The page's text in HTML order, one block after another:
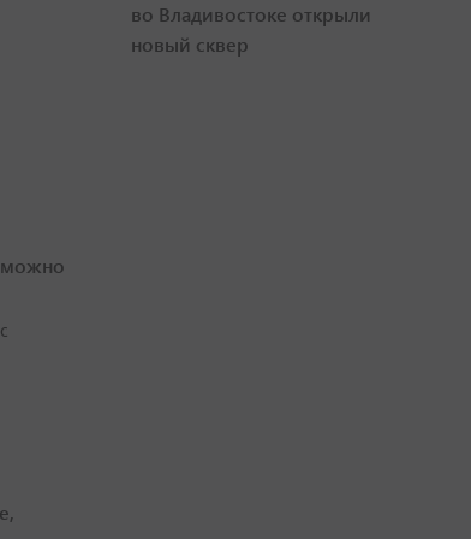
можно
во Владивостоке открыли
новый сквер